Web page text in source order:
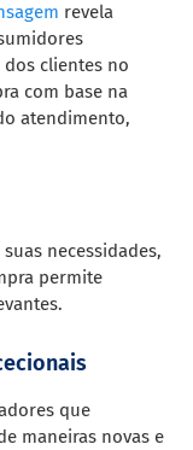
revela
dos clientes no
com base na
atendimento,
necessidades,
permite
que
maneiras novas e